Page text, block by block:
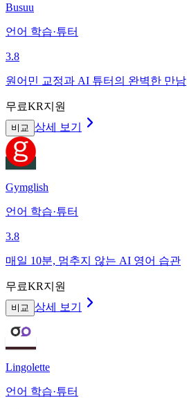
Busuu
언어 학습·튜터
3.8
원어민 교정과 AI 튜터의 완벽한 만남
무료KR지원
비교 상세 보기
Gymglish
언어 학습·튜터
3.8
매일 10분, 멈추지 않는 AI 영어 습관
무료KR지원
비교 상세 보기
Lingolette
언어 학습·튜터